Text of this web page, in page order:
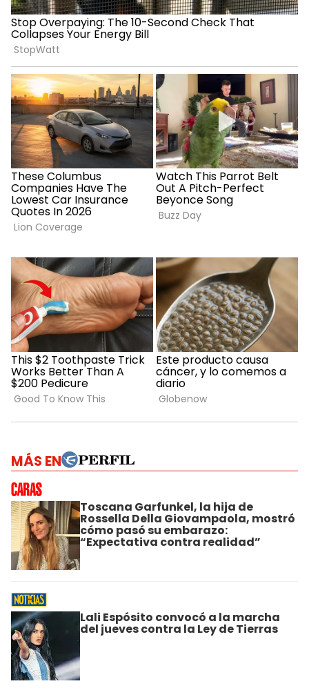
MÁS EN
Toscana Garfunkel, la hija de
Rossella Della Giovampaola, mostró
cómo pasó su embarazo:
“Expectativa contra realidad”
Lali Espósito convocó a la marcha
del jueves contra la Ley de Tierras